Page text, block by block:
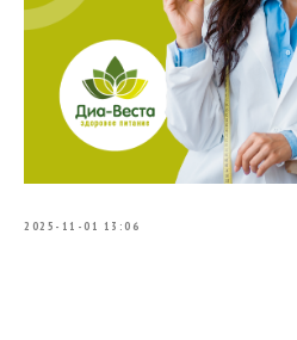
2025-11-01 13:06